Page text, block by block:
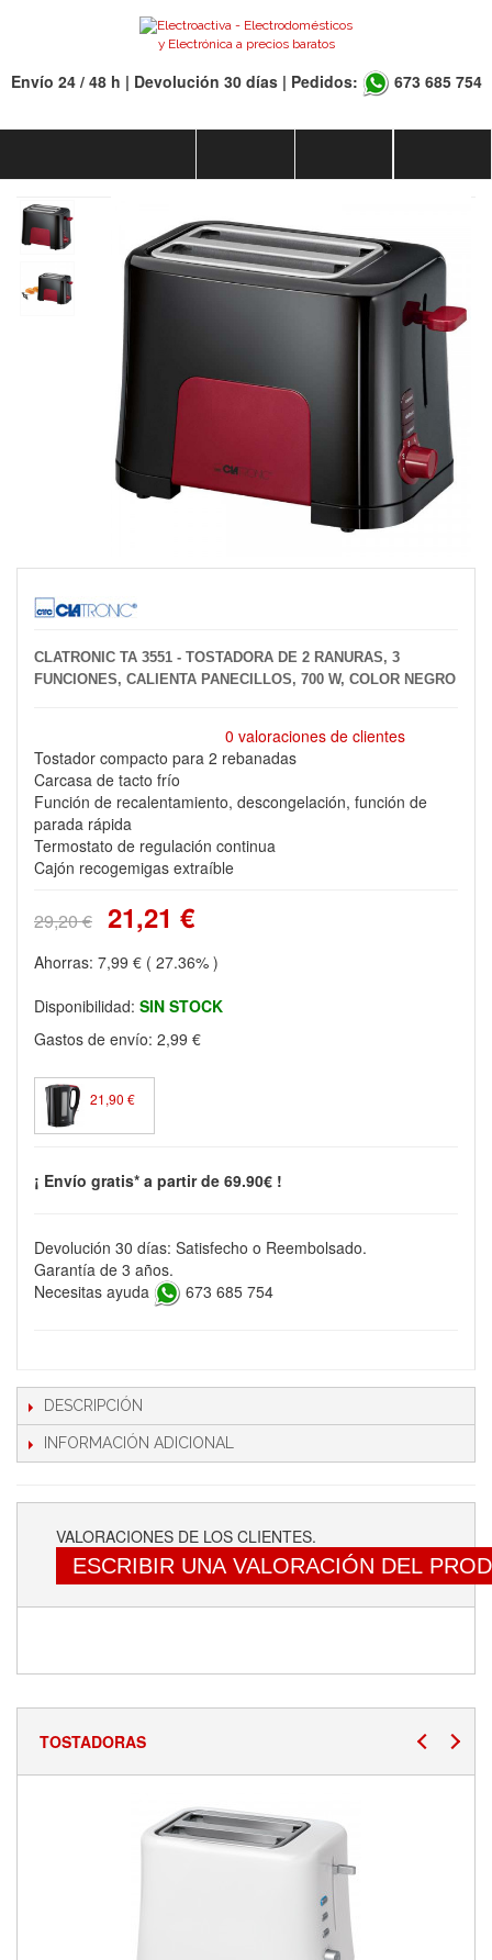
Envío 24 / 48 h | Devolución 30 días | Pedidos: 673 685 754
CLATRONIC TA 3551 - TOSTADORA DE 2 RANURAS, 3
FUNCIONES, CALIENTA PANECILLOS, 700 W, COLOR NEGRO
0 valoraciones de clientes
Tostador compacto para 2 rebanadas
Carcasa de tacto frío
Función de recalentamiento, descongelación, función de
parada rápida
Termostato de regulación continua
Cajón recogemigas extraíble
29,20 € 21,21 €
Ahorras: 7,99 € ( 27.36% )
Disponibilidad: SIN STOCK
Gastos de envío: 2,99 €
21,90 €
¡ Envío gratis* a partir de 69.90€ !
Devolución 30 días: Satisfecho o Reembolsado.
Garantía de 3 años.
Necesitas ayuda
673 685 754
DESCRIPCIÓN
INFORMACIÓN ADICIONAL
VALORACIONES DE LOS CLIENTES.
ESCRIBIR UNA VALORACIÓN DEL
TOSTADORAS